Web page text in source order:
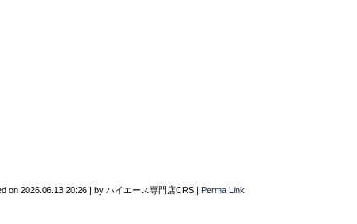
on 2026.06.13 20:26 by ハイエース専門店CRS Perma Link